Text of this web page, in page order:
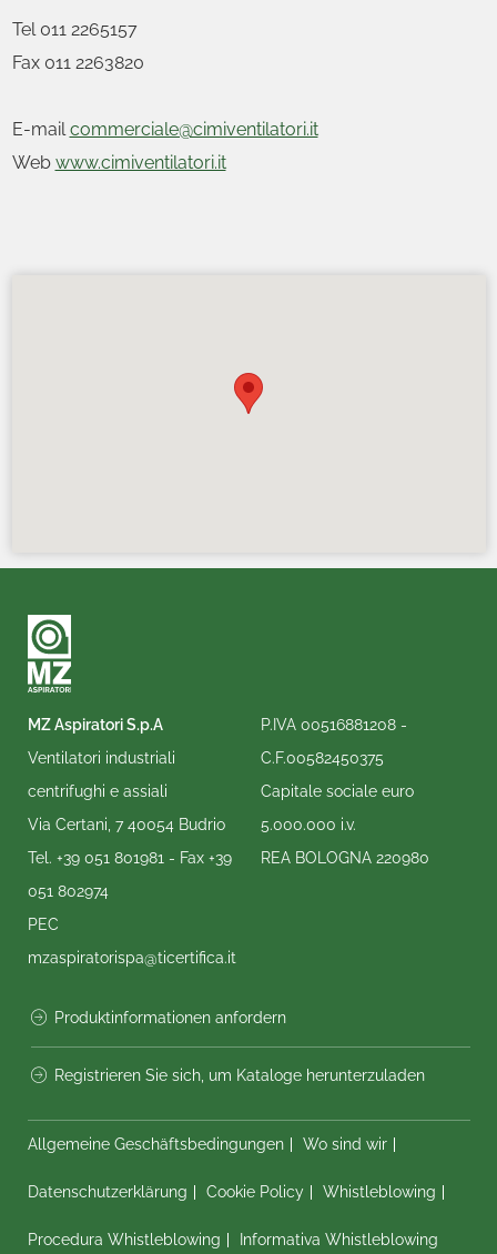
Tel 011 2265157
Fax 011 2263820
E-mailcommerciale@cimiventilatori.it
Web www.cimiventilatori.it
MZ Aspiratori S.p.A
Ventilatori industriali
centrifughi e assiali
Via Certani, 7 40054 Budrio
Tel. +39 051 801981 - Fax +39
051 802974
PEC
mzaspiratorispa@ticertifica.it
P.IVA 00516881208 -
C.F.00582450375
Capitale sociale euro
5.000.000 i.v.
REA BOLOGNA 220980
Produktinformationen anfordern
Registrieren Sie sich, um Kataloge herunterzuladen
Allgemeine Geschäftsbedingungen Wo sind wir
Datenschutzerklärung Cookie Policy Whistleblowing
Procedura Whistleblowing Informativa Whistleblowing